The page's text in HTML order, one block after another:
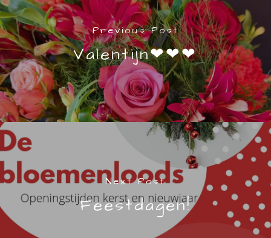
Previous Post
Valentijn❤❤❤
Next Post
Feestdagen!